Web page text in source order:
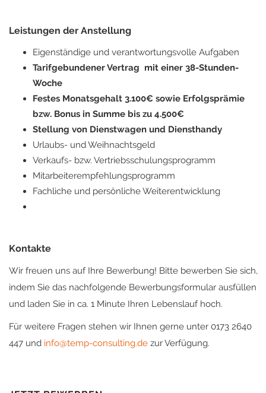
Leistungen der Anstellung
Eigenständige und verantwortungsvolle Aufgaben
Tarifgebundener Vertrag mit einer 38-Stunden-
Woche
Festes Monatsgehalt 3.100€ sowie Erfolgsprämie
bzw. Bonus in Summe bis zu 4.500€
Stellung von Dienstwagen und Diensthandy
Urlaubs- und Weihnachtsgeld
Verkaufs- bzw. Vertriebsschulungsprogramm
Mitarbeiterempfehlungsprogramm
Fachliche und persönliche Weiterentwicklung
Kontakte
Wir freuen uns auf Ihre Bewerbung! Bitte bewerben Sie sich,
indem Sie das nachfolgende Bewerbungsformular ausfüllen
und laden Sie in ca. 1 Minute Ihren Lebenslauf hoch.
Für weitere Fragen stehen wir Ihnen gerne unter 0173 2640
447 und info@temp-consulting.de zur Verfügung.